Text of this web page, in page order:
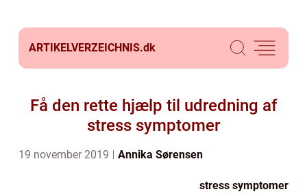
ARTIKELVERZEICHNIS.dk
Få den rette hjælp til udredning af
stress symptomer
19 november 2019 Annika Sørensen
stress symptomer